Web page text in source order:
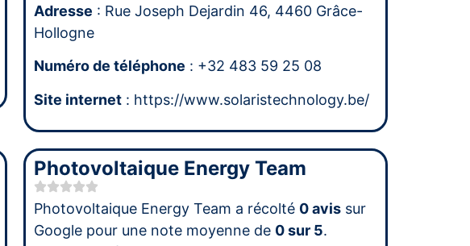
Adresse : Rue Joseph Dejardin 46, 4460 Grâce-
Hollogne
Numéro de téléphone : +32 483 59 25 08
Site internet : https://www.solaristechnology.be/
Photovoltaique Energy Team
Photovoltaique Energy Team a récolté 0 avis sur
Google pour une note moyenne de 0 sur 5.